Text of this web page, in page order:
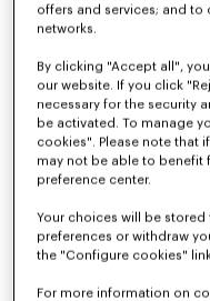
offers and services; and to
networks.
By clicking "Accept all",
our website. If you click
necessary for the security
be activated. To manage
cookies". Please note that
may not be able to benefit
preference center.
Your choices will be
preferences or withdraw
the "Configure cookies"
For more information on